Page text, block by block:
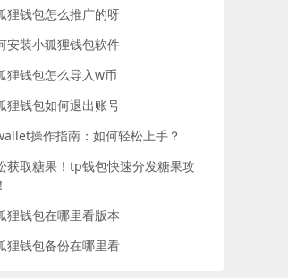
狸钱包怎么推广的呀
安装小狐狸钱包软件
狸钱包怎么导入w币
狸钱包如何退出账号
操作指南：如何轻松上手？
获取糖果！tp钱包快速分发糖果攻
狸钱包在哪里看版本
狸钱包备份在哪里看